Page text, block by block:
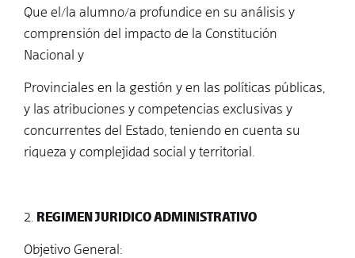
Que el/la alumno/a profundice en su análisis y
comprensión del impacto de la Constitución
Nacional y
Provinciales en la gestión y en las políticas públicas,
y las atribuciones y competencias exclusivas y
concurrentes del Estado, teniendo en cuenta su
riqueza y complejidad social y territorial.
2. REGIMEN JURIDICO ADMINISTRATIVO
Objetivo General: